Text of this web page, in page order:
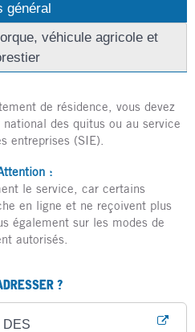
général
véhicule agricole et
de résidence, vous devez
des quitus ou au service
entreprises (SIE).
:
le service, car certains
en ligne et ne reçoivent plus
également sur les modes de
autorisés.
?
DES